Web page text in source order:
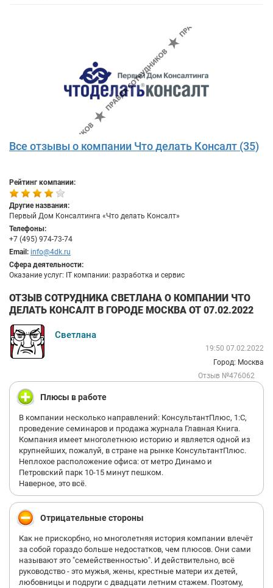
Все отзывы о компании Что делать Консалт (35)
Рейтинг компании:
Другие названия:
Первый Дом Консалтинга «Что делать Консалт»
Телефоны:
+7 (495) 974-73-74
Email: info@4dk.ru
Сфера деятельности:
Оказание услуг: IT компании: разработка и сервис
ОТЗЫВ СОТРУДНИКА СВЕТЛАНА О КОМПАНИИ ЧТО
ДЕЛАТЬ КОНСАЛТ В ГОРОДЕ МОСКВА ОТ 07.02.2022
Светлана
19:50 07.02.2022
Город: Москва
Отзыв №476062
Плюсы в работе
В компании несколько направлений: КонсультантПлюс, 1:С,
проведение семинаров и продажа журнала Главная Книга.
Компания имеет многолетнюю историю и является одной из
крупнейших, пожалуй, в стране на рынке КонсультантПлюс.
Неплохое расположение офиса: от метро Динамо и
Петровский парк 10-15 минут пешком.
Наверное, это всё.
Отрицательные стороны
Как не прискорбно, но многолетняя история компании влечёт
за собой гораздо больше недостатков, чем плюсов. Они сами
называют это "семейственностью". И действительно, всё
руководство - это мужья, жены, крестные матери их детей,
любовницы и подруги с двадцати летним стажем. Поэтому,